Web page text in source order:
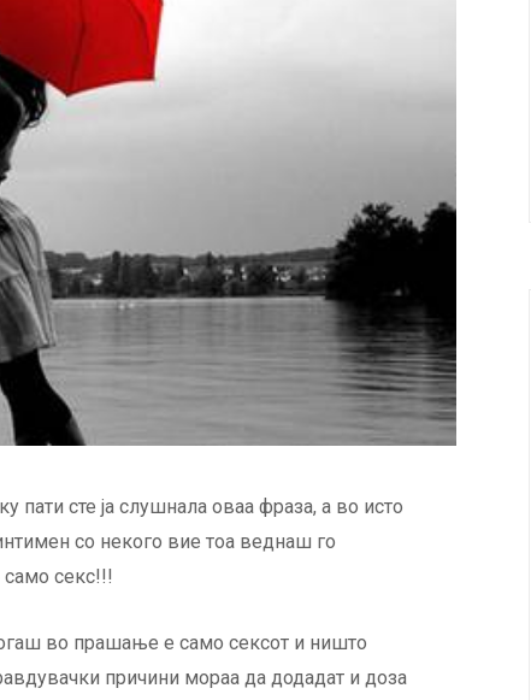
сте ја слушнала оваа фраза, а во исто
со некого вие тоа веднаш го
само секс!!!
во прашање е само сексот и ништо
причини мораа да додадат и доза